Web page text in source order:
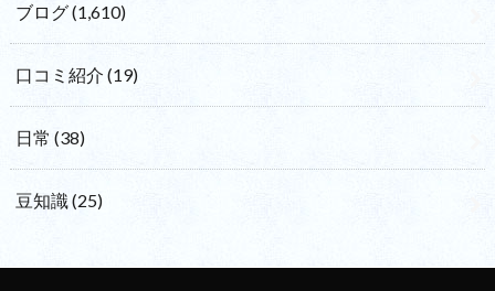
ブログ(1,610)
口コミ紹介 (19)
日常 (38)
豆知識(25)